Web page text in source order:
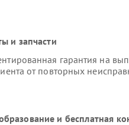
и запчасти
гарантия на
от повторных
и бесплатная